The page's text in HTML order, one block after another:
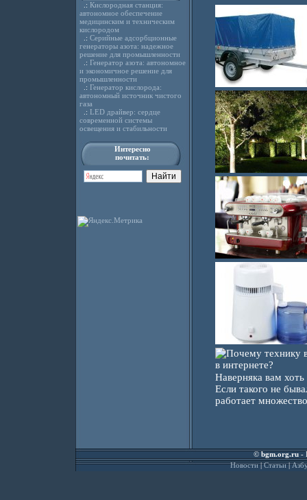
.: Кислородная станция:
автономное обеспечение
медицинским и техническим
кислородом
.: Серийные адсорбционные
генераторы азота: надежное
решение для промышленности
.: Генератор азота: автономное
и экономичное решение для
промышленности
.: Генератор кислорода:
автономный источник чистого
газа
.: LED драйвер: сердце
современной системы
освещения и стабильности
Интересно
почитать:
Наверняка вам
Если такого не
работает
©bgm.org.ru-
Новости|Статьи|